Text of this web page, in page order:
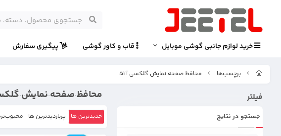
خرید لوازم جانبی گوشی موبایل قاب و کاور گوشی پیگیری سفارش
برچسب‌ها محافظ صفحه نمایش گلکسی آ 51
فیلتر
جستجو در نتایج
محافظ صفحه نمایش
جدیدترین ها پربازدیدترین ها